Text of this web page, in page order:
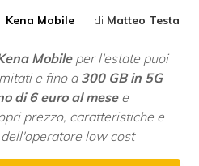
Kena Mobile di Matteo Testa
Mobileper l'estate puoi
e fino a 300 GB in 5G
di 6 euro al mesee
prezzo, caratteristiche e
low cost